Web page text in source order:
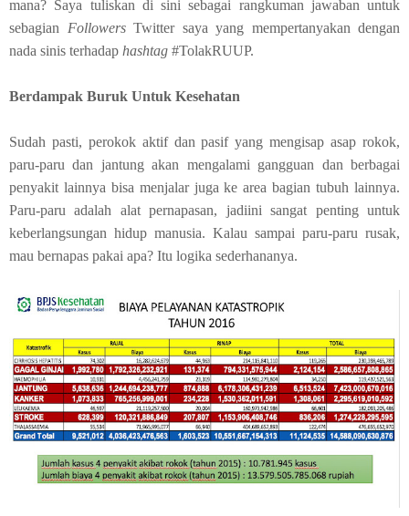
mana? Saya tuliskan di sini sebagai rangkuman jawaban untuk
sebagian FollowersTwitter saya yang mempertanyakan dengan
nada sinis terhadap hashtag #TolakRUUP.
Berdampak Buruk Untuk Kesehatan
Sudah pasti, perokok aktif dan pasif yang mengisap asap rokok,
paru-paru dan jantung akan mengalami gangguan dan berbagai
penyakit lainnya bisa menjalar juga ke area bagian tubuh lainnya.
Paru-paru adalah alat pernapasan, jadiini sangat penting untuk
keberlangsungan hidup manusia. Kalau sampai paru-paru rusak,
mau bernapas pakai apa? Itu logika sederhananya.